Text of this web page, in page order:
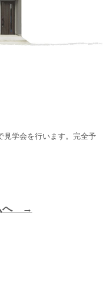
見学会を行います。完全予
へ →